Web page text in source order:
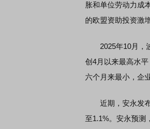
胀和单位劳动力成
的欧盟资助投资激
2025年10月，波
创4月以来最高水平
六个月来最小，企
近期，安永发布
至1.1%。安永预测
风